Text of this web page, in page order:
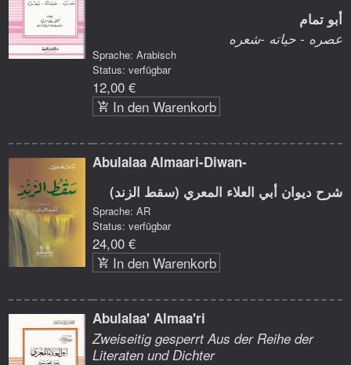
أبو تمام
عصره - حياته -شعره
Sprache: Arabisch
Status: verfügbar
12,00 €
In den Warenkorb
Abulalaa Almaari-Diwan-
شرح ديوان أبي العلاء المعري (سقط الزند)
Sprache: AR
Status: verfügbar
24,00 €
In den Warenkorb
Abulalaa' Almaa'ri
Zweiseitig gesperrt Aus der Reihe der
Literaten und Dichter